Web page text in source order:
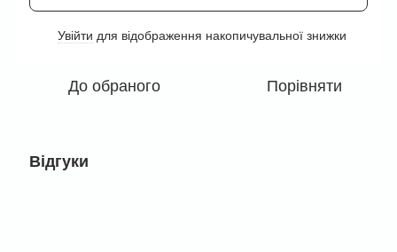
Увійти для відображення накопичувальної знижки
До обраного Порівняти
Відгуки